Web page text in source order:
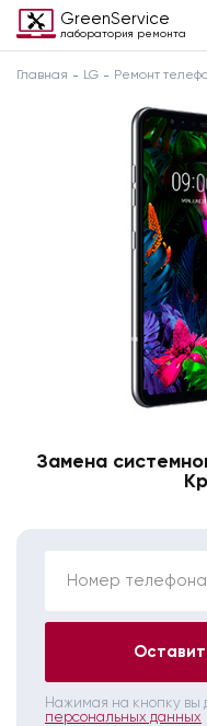
GreenService
лаборатория ремонта
Главная LG Ремонт
Замена
Номер
Нажимая на кнопку вы
персональных данных